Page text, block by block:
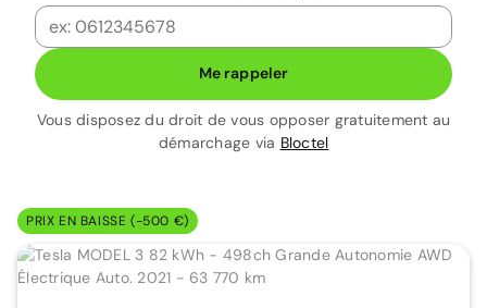
Me rappeler
Vous disposez du droit de vous opposer gratuitement au
démarchage via Bloctel
PRIX EN BAISSE (-500 €)